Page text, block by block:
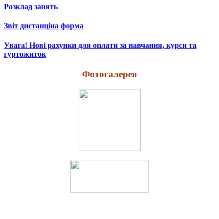
Розклад занять
Звіт дистанціна форма
Увага! Нові рахунки для оплати за навчання, курси та
гуртожиток
Фотогалерея